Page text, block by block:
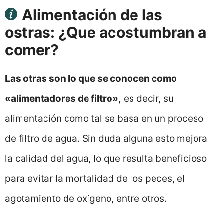
Alimentación de las
ostras: ¿Que acostumbran a
comer?
Las otras son lo que se conocen como
«alimentadores de filtro», es decir, su
alimentación como tal se basa en un proceso
de filtro de agua. Sin duda alguna esto mejora
la calidad del agua, lo que resulta beneficioso
para evitar la mortalidad de los peces, el
agotamiento de oxígeno, entre otros.